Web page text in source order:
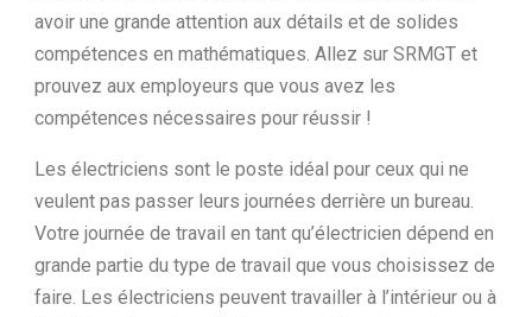
avoir une grande attention aux détails et de solides
compétences en mathématiques. Allez sur SRMGT et
prouvez aux employeurs que vous avez les
compétences nécessaires pour réussir !
Les électriciens sont le poste idéal pour ceux qui ne
veulent pas passer leurs journées derrière un bureau.
Votre journée de travail en tant qu’électricien dépend en
grande partie du type de travail que vous choisissez de
faire. Les électriciens peuvent travailler à l’intérieur ou à